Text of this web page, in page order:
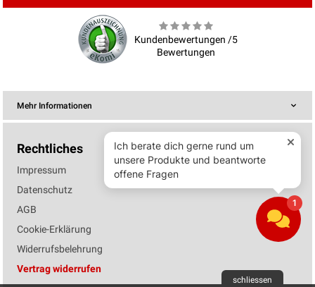
Kundenbewertungen /5
Bewertungen
Mehr Informationen
Rechtliches
Impressum
Datenschutz
AGB
Cookie-Erklärung
Widerrufsbelehrung
Vertrag widerrufen
schliessen